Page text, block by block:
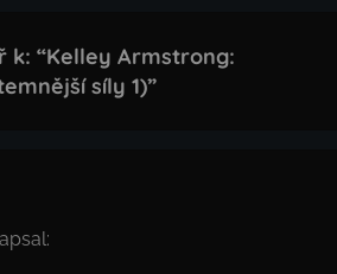
k: “Kelley Armstrong:
síly 1)”